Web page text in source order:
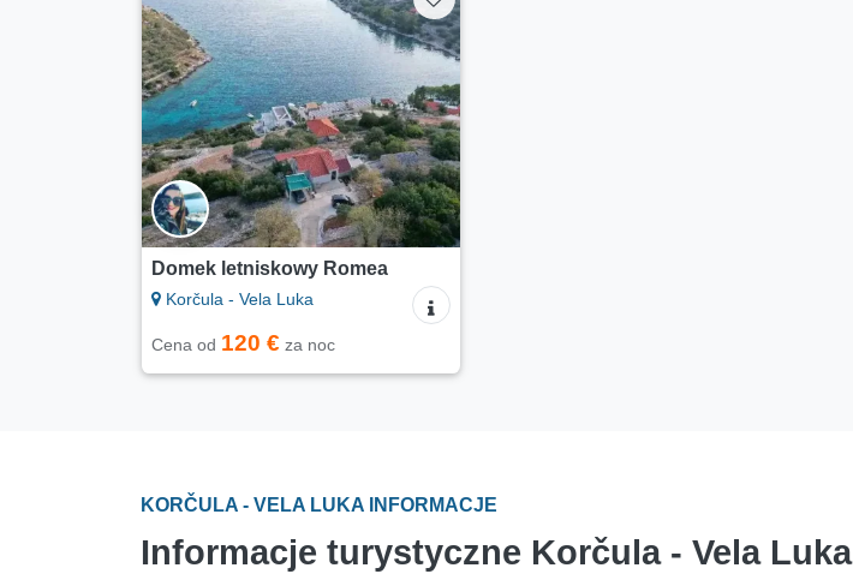
Domek letniskowy Romea
Korčula - Vela Luka
Cena od 120 € za noc
KORČULA - VELA LUKA INFORMACJE
Informacje turystyczne Korčula - Vela Luka